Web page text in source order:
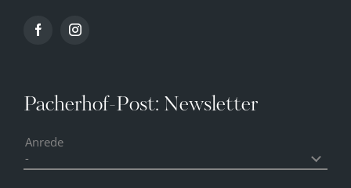
Pacherhof-Post: Newsletter
Anrede